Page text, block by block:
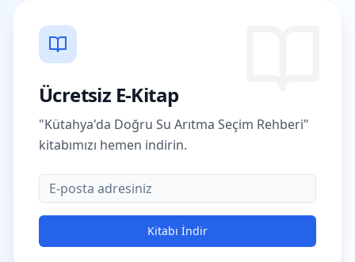
Ücretsiz E-Kitap
"Kütahya'da Doğru Su Arıtma Seçim Rehberi"
kitabımızı hemen indirin.
E-posta
Kitabı İndir